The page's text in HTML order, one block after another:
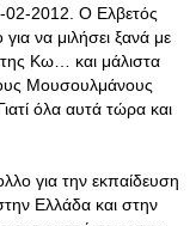
02-2012. Ο Ελβετός
να μιλήσει ξανά με
Κω… και μάλιστα
Μουσουλμάνους
όλα αυτά τώρα και
για την εκπαίδευση
Ελλάδα και στην